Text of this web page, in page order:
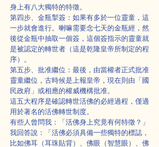
身上有八大獨特的特徵。
第四步、金瓶掣簽：如果有多於一位靈童，這
一步就會進行。喇嘛需要念七天的金瓶經，然
後從金瓶中抽取一個簽，這個簽指示的靈童就
是被認定的轉世者（這是乾隆皇帝所制定的程
序）。
第五步、批准繼位：最後，由當權者正式批准
靈童繼位，古時候是上報皇帝，現在則由「國
民政府」或相應的權威機構批准。
這五大程序是確認轉世活佛的必經過程，僅適
用於著名的活佛轉世制度。
有些人曾問我：「活佛身上究竟有何特徵？」
我回答說：「活佛必須具備一些獨特的標誌，
比如佛耳（耳珠貼背）、佛眼（智慧眼）、佛